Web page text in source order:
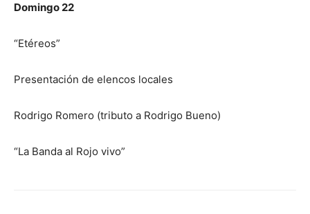
Domingo 22
“Etéreos”
Presentación de elencos locales
Rodrigo Romero (tributo a Rodrigo Bueno)
“La Banda al Rojo vivo”